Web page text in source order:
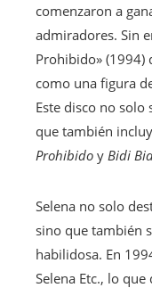
comenzaron a
admiradores. Sin
Prohibido» (1994)
como una figura
Este disco no solo
que también
Prohibido y Bidi
Selena no solo
sino que también
habilidosa. En
Selena Etc., lo